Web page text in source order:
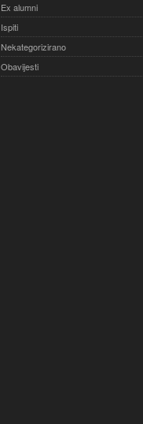
Ex alumni
Ispiti
Nekategorizirano
Obavijesti